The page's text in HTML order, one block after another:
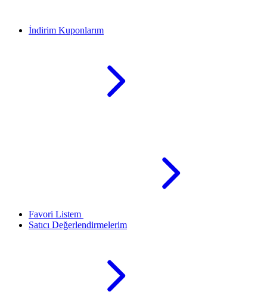
İndirim Kuponlarım
Favori Listem
Satıcı Değerlendirmelerim